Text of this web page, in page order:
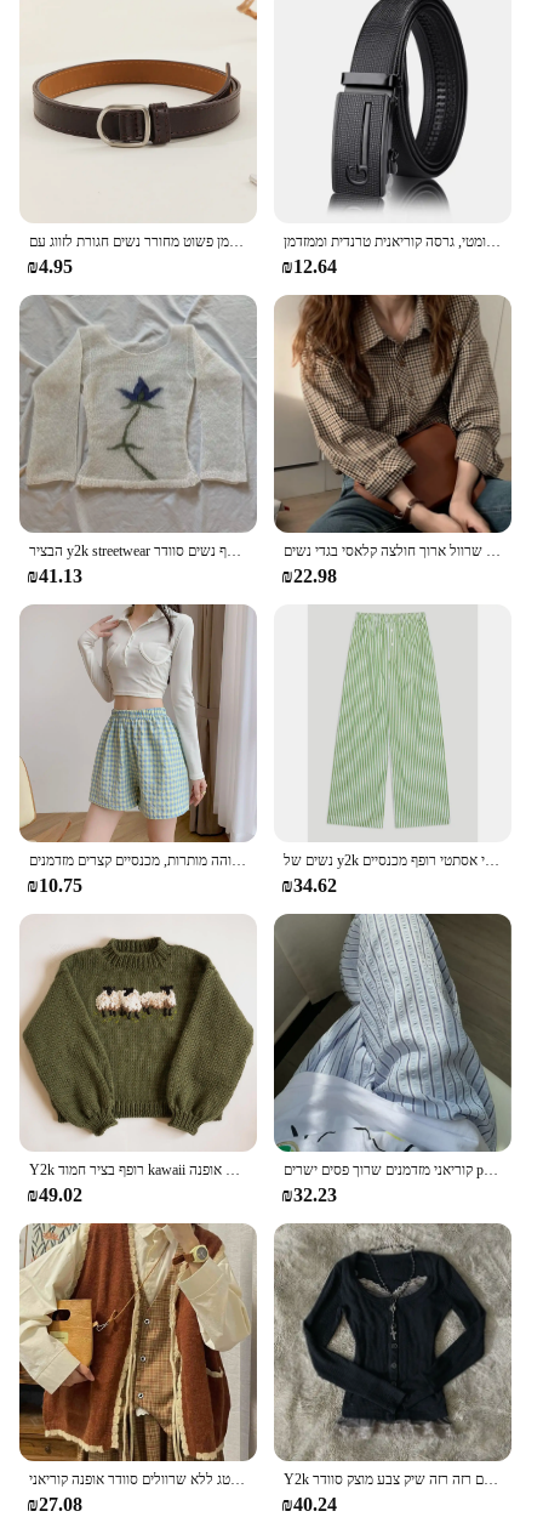
עצלן חגורת מזדמן פשוט מחורר נשים חגורת לזווג עם 'S Men חגורת עור מפוצל חגורת
₪4.95
חגורת עור לגברים עם אבזם אוטומטי, גרסה קוריאנית טרנדית וממזדמן
₪12.64
הבציר y2k streetwear נשים סתיו וחורף נשים סוודר harajuku 2000s s מזדמנים ילדה emo רזה רזה סוודר
₪41.13
חולצות משובצת נשים מזדמנים לבטל צווארון רטרו חולצת רטרו חולצה משרד אלגנטי ליידי קוריאני סגנון שרוול ארוך חולצה קלאסי בגדי נשים
₪22.98
מכנסי ג 'ינג הביתה מכנסיים קצרים נשים נשים גבוהה מותרות, מכנסיים קצרים מזדמנים pajama מכנסי פיג' מה
₪10.75
נשים של y2k רטרו עתיק מזדמן פסים/מוצק מכנסיים ארוכים כפתור/מוצק ארוך המותניים אלסטי אסתטי רופף מכנסיים
₪34.62
Y2k רופף בציר חמוד kawaii אופנה harajuku הסוודר נשים סתיו חורף מזדמנים גבוהה בגדי סוודר emo
₪49.02
קוריאני מזדמנים שרוך פסים ישרים pant ישר pant y2k נשים חופשי מכנסיים קצרים perpy מתוק ורוד גבוה מותן מכנסיים
₪32.23
אפוד אפוד לנשים 2023 סתיו שיק חורף חדש סוודר וינטג ללא שרוולים סוודר אופנה קוריאני
₪27.08
Y2k קוריאני אסתטי נשים של סתיו חורף קרדיגן מזדמנים רזה רזה שיק צבע מוצק סוודר harajuku רטרו
₪40.24